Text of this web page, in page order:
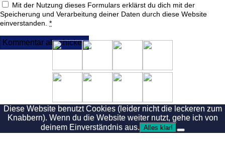
Mit der Nutzung dieses Formulars erklärst du dich mit der
Speicherung und Verarbeitung deiner Daten durch diese Website
einverstanden. *
Diese Website benutzt Cookies (leider nicht die leckeren zum
Knabbern). Wenn du die Website weiter nutzt, gehe ich von
deinem Einverständnis aus. Alles klar!